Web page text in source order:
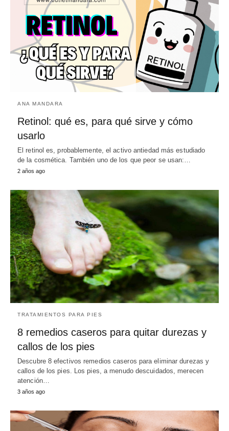
ANA MANDARA
Retinol: qué es, para qué sirve y cómo
usarlo
El retinol es, probablemente, el activo antiedad más estudiado
de la cosmética. También uno de los que peor se usan:…
2 años ago
TRATAMIENTOS PARA PIES
8 remedios caseros para quitar durezas y
callos de los pies
Descubre 8 efectivos remedios caseros para eliminar durezas y
callos de los pies. Los pies, a menudo descuidados, merecen
atención…
3 años ago